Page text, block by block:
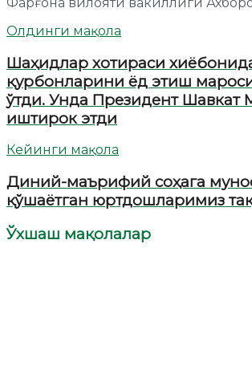
Олдинги мақола
Шаҳидлар хотираси
қурбонларини ёд этиш
ўтди. Унда Президент Шавкат
иштирок этди
Кейинги мақола
Диний-маърифий соҳага
қўшаётган юртдошларимиз
Ўхшаш мақолалар